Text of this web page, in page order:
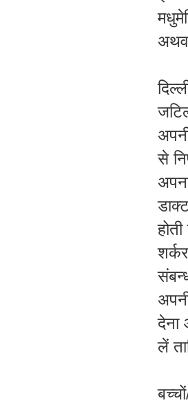
से
होती
देना
लें
बच्चों